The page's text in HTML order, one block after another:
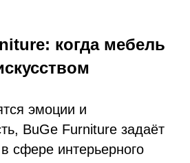
когда мебель
эмоции и
BuGe Furniture задаёт
сфере интерьерного